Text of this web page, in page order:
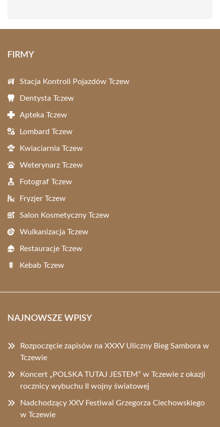
FIRMY
Stacja Kontroli Pojazdów Tczew
Dentysta Tczew
Apteka Tczew
Lombard Tczew
Kwiaciarnia Tczew
Weterynarz Tczew
Fotograf Tczew
Fryzjer Tczew
Salon Kosmetyczny Tczew
Wulkanizacja Tczew
Restauracje Tczew
Kebab Tczew
NAJNOWSZE WPISY
Rozpoczęcie zapisów na XXXV Uliczny Bieg Sambora w
Tczewie
Koncert „POLSKA TUTAJ JESTEM” w Tczewie z okazji
rocznicy wybuchu II wojny światowej
Nadchodzący XXV Festiwal Grzegorza Ciechowskiego
w Tczewie